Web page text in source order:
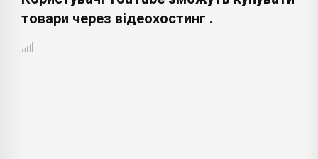
товари через відеохостинг .